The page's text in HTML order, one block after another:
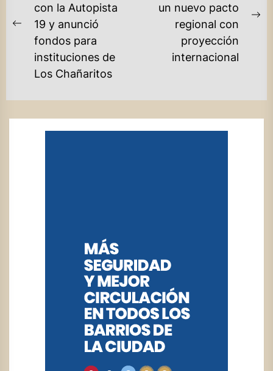
ENTRADAS
Previous
post:
con la Autopista
19 y anunció
fondos para
instituciones de
Los Chañaritos
un nuevo pacto
regional con
proyección
internacional